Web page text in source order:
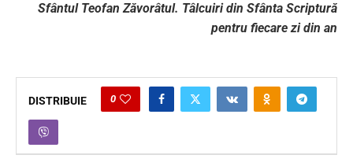
Sfântul Teofan Zăvorâtul. Tâlcuiri din Sfânta Scriptură
pentru fiecare zi din an
DISTRIBUIE 0